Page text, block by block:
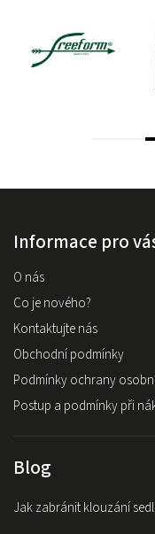
Informace pro
O nás
Co je nového?
Kontaktujte nás
Obchodní podmínky
Podmínky ochrany
Postup a podmínky při
Blog
Jak zabránit klouzání